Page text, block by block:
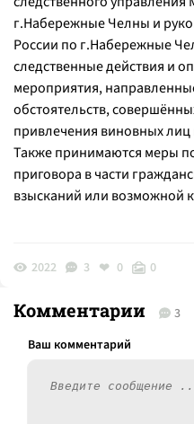
г.Набережные Челны и
России по г.Набережные
следственные действия и
мероприятия,
обстоятельств,
привлечения виновных лиц
Также принимаются меры
приговора в части
взысканий или возможной
2022 3 0 0
Комментарии 3